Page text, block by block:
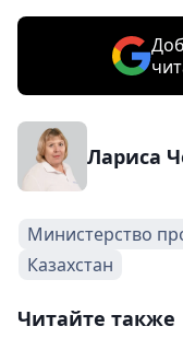
Лариса
Министерство
Казахстан
Читайте также